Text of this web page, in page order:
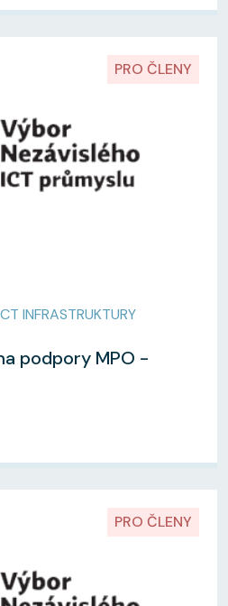
PRO ČLENY
INFRASTRUKTURY
podpory MPO -
PRO ČLENY